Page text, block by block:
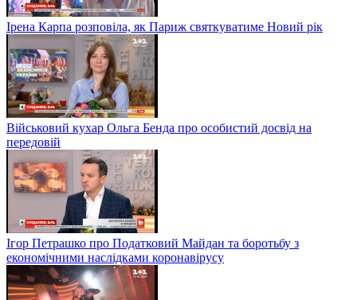
Ірена Карпа розповіла, як Париж святкуватиме Новий рік
Військовий кухар Ольга Бенда про особистий досвід на
передовій
Ігор Петрашко про Податковий Майдан та боротьбу з
економічними наслідками коронавірусу